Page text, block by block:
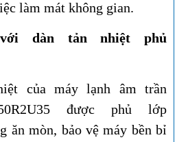
làm mát không gian.
dàn tản nhiệt phủ
của máy lạnh âm trần
được phủ lớp
ăn mòn, bảo vệ máy bền bỉ